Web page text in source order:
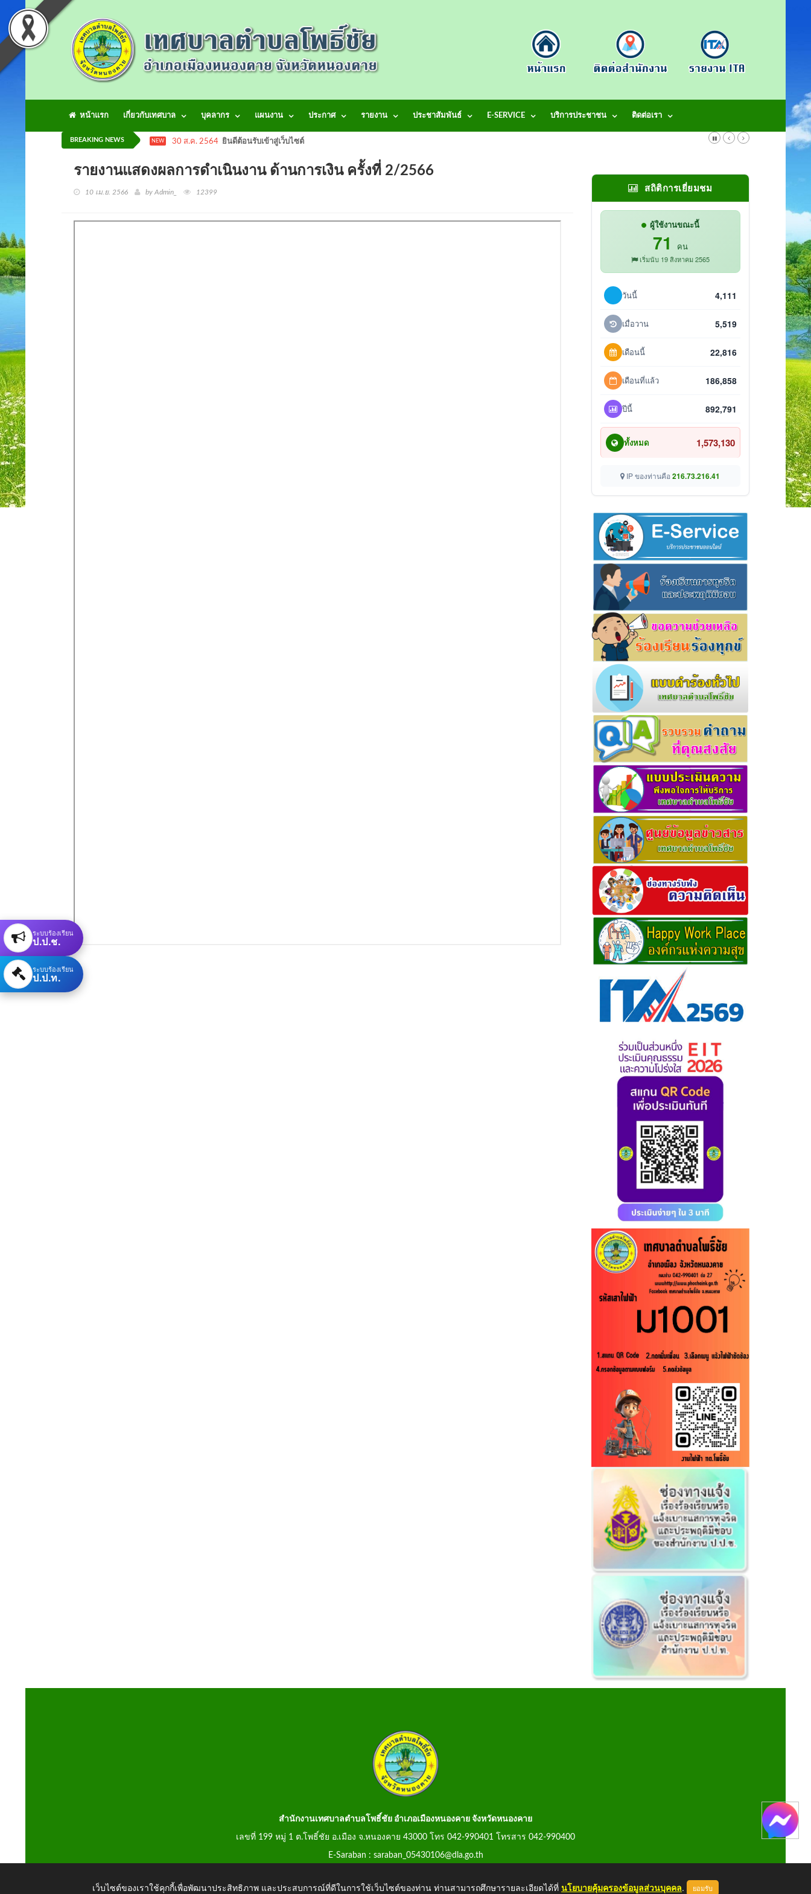
หน้าแรก เกี่ยวกับเทศบาล บุคลากร แผนงาน ประกาศ รายงาน ประชาสัมพันธ์ E-SERVICE บริการประชาชน ติดต่อเรา
BREAKING NEWS NEW 30 ส.ค. 2564 ยินดีต้อนรับเข้าสู่เว็บไซต์ เทศบาลตำบลโพธิ์ชัย
รายงานแสดงผลการดำเนินงาน ด้านการเงิน ครั้งที่ 2/2566
10 เม.ย. 2566 by Admin_ 12399 สถิติการเยี่ยมชม
ผู้ใช้งานขณะนี้
71 คน
เริ่มนับ 19 สิงหาคม 2565
วันนี้ 4,111
เมื่อวาน 5,519
เดือนนี้ 22,816
เดือนที่แล้ว 186,858
ปีนี้ 892,791
ทั้งหมด 1,573,130
IP ของท่านคือ216.73.216.41
สำนักงานเทศบาลตำบลโพธิ์ชัย อำเภอเมืองหนองคาย จังหวัดหนองคาย
เลขที่ 199 หมู่ 1 ต.โพธิ์ชัย อ.เมือง จ.หนองคาย 43000 โทร 042-990401 โทรสาร 042-990400
E-Saraban : saraban_05430106@dla.go.th
ระบบร้องเรียน
ป.ป.ช.
ระบบร้องเรียน
ป.ป.ท.
เว็บไซต์ของเราใช้คุกกี้เพื่อพัฒนาประสิทธิภาพ และประสบการณ์ที่ดีในการใช้เว็บไซต์ของท่าน ท่านสามารถศึกษารายละเอียดได้ที่ นโยบายคุ้มครองข้อมูลส่วนบุคคล. ยอมรับ